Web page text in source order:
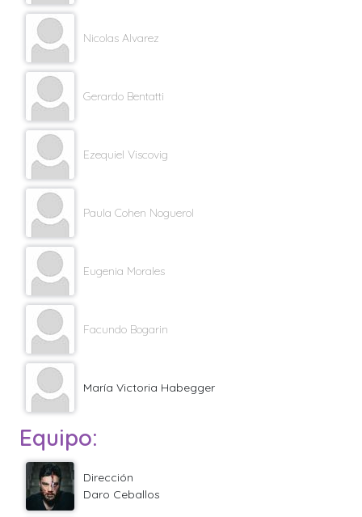
Nicolas Alvarez
Gerardo Bentatti
Ezequiel Viscovig
Paula Cohen Noguerol
Eugenia Morales
Facundo Bogarin
María Victoria Habegger
Equipo:
Dirección
Daro Ceballos